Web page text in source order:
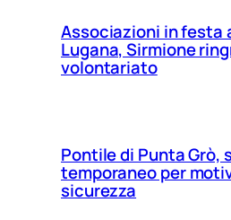
Associazioni in festa
Lugana, Sirmione
volontariato
Pontile di Punta Grò,
temporaneo per
sicurezza